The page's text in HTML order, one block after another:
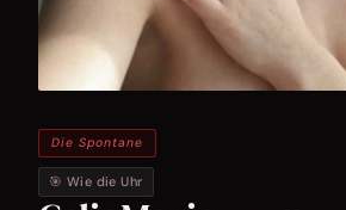
Die Spontane
🎯 Wie die Uhr